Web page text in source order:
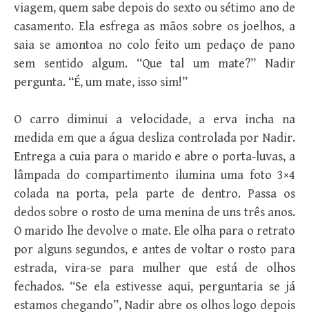
viagem, quem sabe depois do sexto ou sétimo ano de
casamento. Ela esfrega as mãos sobre os joelhos, a
saia se amontoa no colo feito um pedaço de pano
sem sentido algum. “Que tal um mate?” Nadir
pergunta. “É, um mate, isso sim!”
O carro diminui a velocidade, a erva incha na
medida em que a água desliza controlada por Nadir.
Entrega a cuia para o marido e abre o porta-luvas, a
lâmpada do compartimento ilumina uma foto 3×4
colada na porta, pela parte de dentro. Passa os
dedos sobre o rosto de uma menina de uns três anos.
O marido lhe devolve o mate. Ele olha para o retrato
por alguns segundos, e antes de voltar o rosto para
estrada, vira-se para mulher que está de olhos
fechados. “Se ela estivesse aqui, perguntaria se já
estamos chegando”, Nadir abre os olhos logo depois